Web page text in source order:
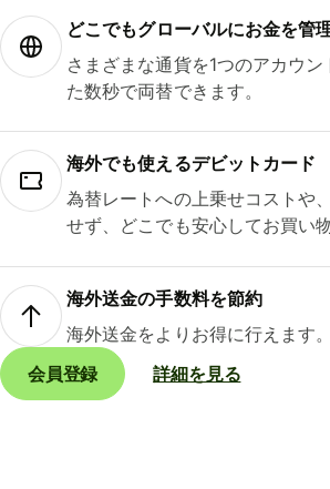
どこでもグ⁠ロ⁠ー⁠バ⁠ルにお金を管
さまざまな通貨を1つのアカウ
た数秒で両替できます。
海外でも使えるデビットカード
為替レートへの上乗せコストや
せず、どこでも安心してお買い
海外送金の手数料を節約
海外送金をよりお得に行えます。
会員登録
詳細を見る